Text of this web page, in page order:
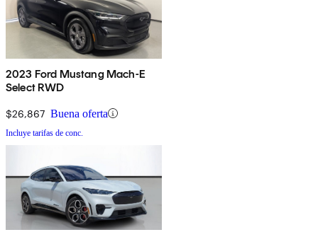
2023 Ford Mustang Mach-E
Select RWD
$26,867 Buena oferta
Incluye tarifas de conc.